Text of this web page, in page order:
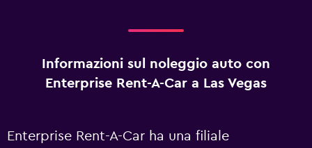
Informazioni sul noleggio auto con
Enterprise Rent-A-Car a Las Vegas
Enterprise Rent-A-Car ha una filiale